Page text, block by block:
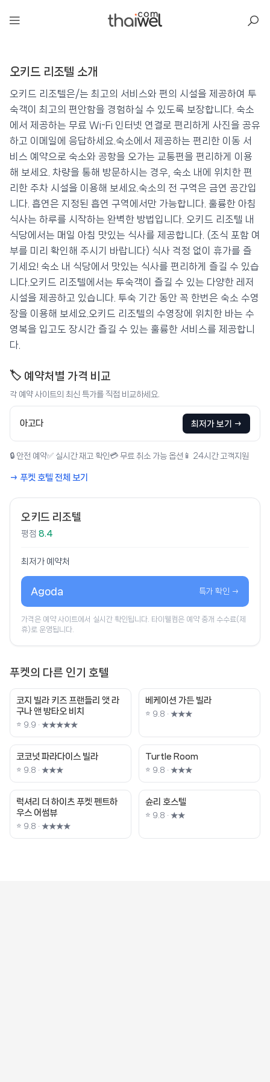
오키드 리조텔
📍 푸켓★★★ ⭐ 8.4
💰 최저가 확인 · 예약하기
오키드 리조텔 소개
오키드 리조텔은/는 최고의 서비스와 편의 시설을 제공하여 투
숙객이 최고의 편안함을 경험하실 수 있도록 보장합니다. 숙소
에서 제공하는 무료 Wi-Fi 인터넷 연결로 편리하게 사진을 공유
하고 이메일에 응답하세요.숙소에서 제공하는 편리한 이동 서
비스 예약으로 숙소와 공항을 오가는 교통편을 편리하게 이용
해 보세요. 차량을 통해 방문하시는 경우, 숙소 내에 위치한 편
리한 주차 시설을 이용해 보세요.숙소의 전 구역은 금연 공간입
니다. 흡연은 지정된 흡연 구역에서만 가능합니다. 훌륭한 아침
식사는 하루를 시작하는 완벽한 방법입니다. 오키드 리조텔 내
식당에서는 매일 아침 맛있는 식사를 제공합니다. (조식 포함 여
부를 미리 확인해 주시기 바랍니다) 식사 걱정 없이 휴가를 즐
기세요! 숙소 내 식당에서 맛있는 식사를 편리하게 즐길 수 있습
니다.오키드 리조텔에서는 투숙객이 즐길 수 있는 다양한 레저
시설을 제공하고 있습니다. 투숙 기간 동안 꼭 한번은 숙소 수영
장을 이용해 보세요.오키드 리조텔의 수영장에 위치한 바는 수
영복을 입고도 장시간 즐길 수 있는 훌륭한 서비스를 제공합니
다.
🏷️ 예약처별 가격 비교
각 예약 사이트의 최신 특가를 직접 비교하세요.
아고다 최저가 보기 →
🔒 안전 예약✅ 실시간 재고 확인 💳 무료 취소 가능 옵션 📱 24시간 고객지원
→ 푸켓 호텔 전체 보기
오키드 리조텔
평점 8.4
최저가 예약처
Agoda 특가 확인 →
가격은 예약 사이트에서 실시간 확인됩니다. 타이웰컴은 예약 중개 수수료(제
휴)로 운영됩니다.
푸켓의 다른 인기 호텔
코지 빌라 키즈 프랜들리 앳 라
구나 앤 방타오 비치
⭐ 9.9 · ★★★★★
베케이션 가든 빌라
⭐ 9.8 · ★★★
코코넛 파라다이스 빌라
⭐ 9.8 · ★★★
Turtle Room
⭐ 9.8 · ★★★
럭셔리 더 하이츠 푸켓 펜트하
우스 어썸뷰
⭐ 9.8 · ★★★★
슌리 호스텔
⭐ 9.8 · ★★